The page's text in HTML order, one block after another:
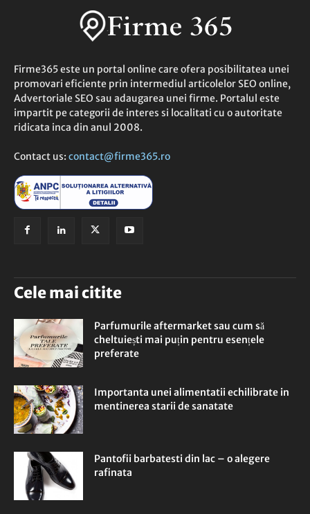
Firme365 este un portal online care ofera posibilitatea unei
promovari eficiente prin intermediul articolelor SEO online,
Advertoriale SEO sau adaugarea unei firme. Portalul este
impartit pe categorii de interes si localitati cu o autoritate
ridicata inca din anul 2008.
Contact us: contact@firme365.ro
Cele mai citite
Parfumurile aftermarket sau cum să
cheltuiești mai puțin pentru esențele
preferate
Importanta unei alimentatii echilibrate in
mentinerea starii de sanatate
Pantofii barbatesti din lac – o alegere
rafinata